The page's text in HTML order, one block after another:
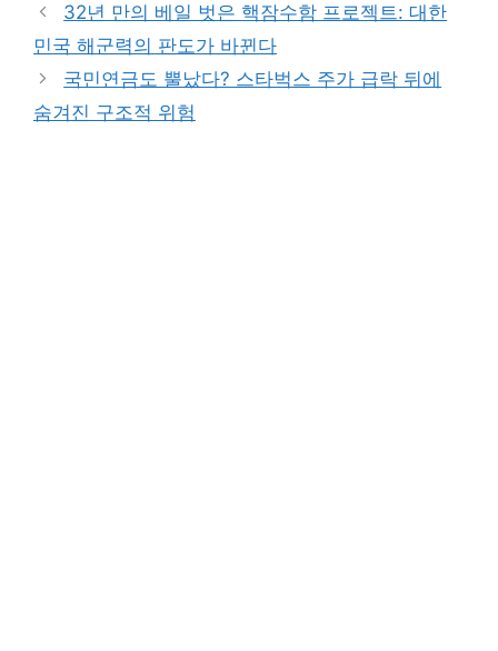
32년 만의 베일 벗은 핵잠수함 프로젝트: 대한
민국 해군력의 판도가 바뀐다
국민연금도 뿔났다? 스타벅스 주가 급락 뒤에
숨겨진 구조적 위험